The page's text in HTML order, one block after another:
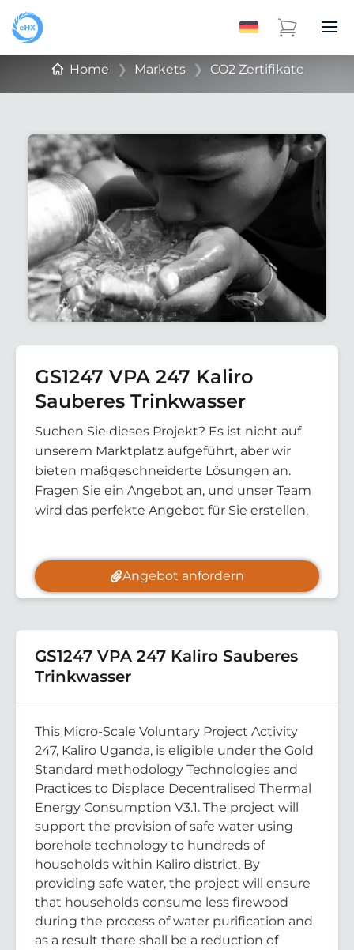
Home ❯ Markets ❯ CO2 Zertifikate
GS1247 VPA 247 Kaliro
Sauberes Trinkwasser
Suchen Sie dieses Projekt? Es ist nicht auf
unserem Marktplatz aufgeführt, aber wir
bieten maßgeschneiderte Lösungen an.
Fragen Sie ein Angebot an, und unser Team
wird das perfekte Angebot für Sie erstellen.
Angebot anfordern
GS1247 VPA 247 Kaliro Sauberes
Trinkwasser
This Micro-Scale Voluntary Project Activity
247, Kaliro Uganda, is eligible under the Gold
Standard methodology Technologies and
Practices to Displace Decentralised Thermal
Energy Consumption V3.1. The project will
support the provision of safe water using
borehole technology to hundreds of
households within Kaliro district. By
providing safe water, the project will ensure
that households consume less firewood
during the process of water purification and
as a result there shall be a reduction of